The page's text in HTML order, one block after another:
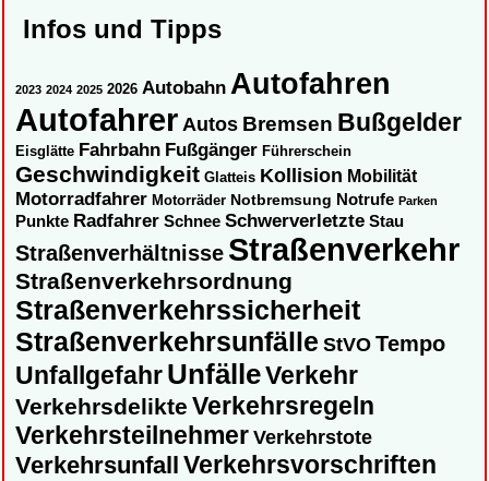
Infos und Tipps
2023 2024 2025 2026 Autobahn Autofahren
AutofahrerAutos Bremsen Bußgelder
Eisglätte Fahrbahn Fußgänger Führerschein
Geschwindigkeit Glatteis Kollision Mobilität
Motorradfahrer Motorräder Notbremsung Notrufe Parken
Punkte Radfahrer Schnee Schwerverletzte Stau
Straßenverhältnisse Straßenverkehr
Straßenverkehrsordnung
Straßenverkehrssicherheit
Straßenverkehrsunfälle StVOTempo
UnfallgefahrUnfälleVerkehr
Verkehrsdelikte Verkehrsregeln
Verkehrsteilnehmer Verkehrstote
Verkehrsunfall Verkehrsvorschriften